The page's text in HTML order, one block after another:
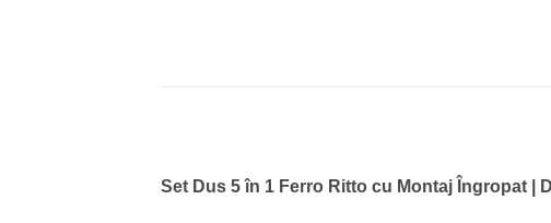
Set Dus 5 în 1 Ferro Ritto cu Montaj Îngropat |